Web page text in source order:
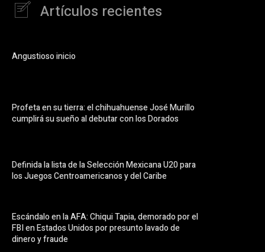
Artículos recientes
Angustioso inicio
Profeta en su tierra: el chihuahuense José Murillo
cumplirá su sueño al debutar con los Dorados
Definida la lista de la Selección Mexicana U20 para
los Juegos Centroamericanos y del Caribe
Escándalo en la AFA: Chiqui Tapia, demorado por el
FBI en Estados Unidos por presunto lavado de
dinero y fraude